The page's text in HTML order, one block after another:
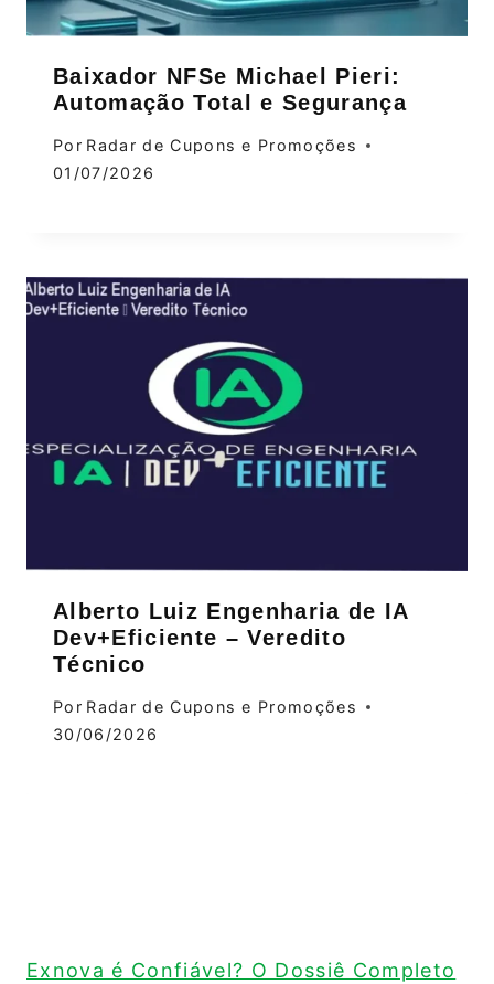
Baixador NFSe Michael Pieri:
Automação Total e Segurança
Por Radar de Cupons e Promoções
01/07/2026
Alberto Luiz Engenharia de IA
Dev+Eficiente – Veredito
Técnico
Por Radar de Cupons e Promoções
30/06/2026
Exnova é Confiável? O Dossiê Completo